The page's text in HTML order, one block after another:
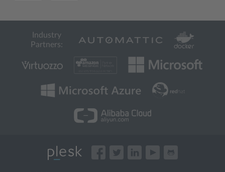
Industry
Partners: